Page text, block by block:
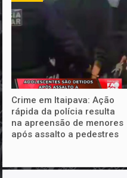
Crime em Itaipava: Ação
rápida da polícia resulta
na apreensão de menores
após assalto a pedestres